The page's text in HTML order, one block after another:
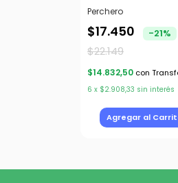
Perchero
$17.450 -21%
$22.149
$14.832,50 con
6 x $2.908,33 sin interés